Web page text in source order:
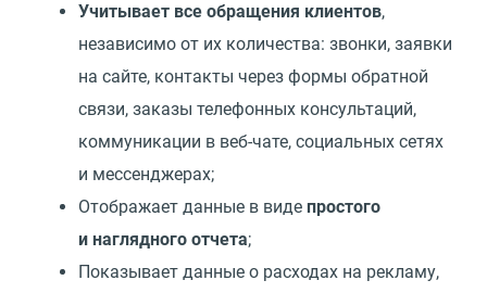
Учитывает все обращения клиентов,
независимо от их количества: звонки, заявки
на сайте, контакты через формы обратной
связи, заказы телефонных консультаций,
коммуникации в веб-чате, социальных сетях
и мессенджерах;
Отображает данные в виде простого
и наглядного отчета;
Показывает данные о расходах на рекламу,